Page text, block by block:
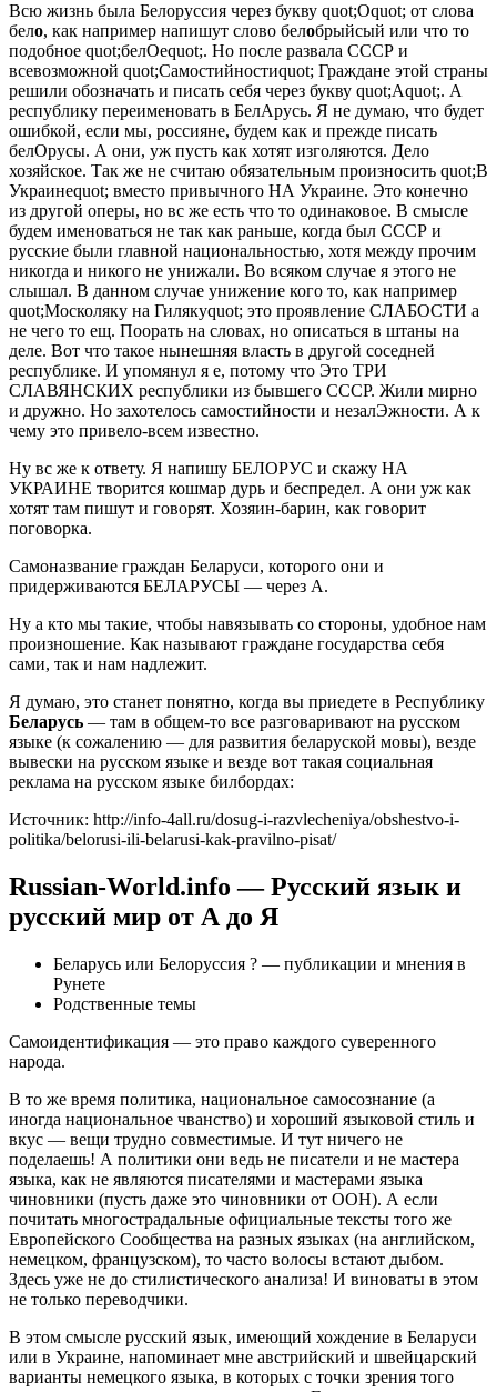
Всю жизнь была Белоруссия через букву quot;Оquot; от слова
бело, как например напишут слово белобрыйсый или что то
подобное quot;белОеquot;. Но после развала СССР и
всевозможной quot;Самостийностиquot; Граждане этой страны
решили обозначать и писать себя через букву quot;Аquot;. А
республику переименовать в БелАрусь. Я не думаю, что будет
ошибкой, если мы, россияне, будем как и прежде писать
белОрусы. А они, уж пусть как хотят изголяются. Дело
хозяйское. Так же не считаю обязательным произносить quot;В
Украинеquot; вместо привычного НА Украине. Это конечно
из другой оперы, но вс же есть что то одинаковое. В смысле
будем именоваться не так как раньше, когда был СССР и
русские были главной национальностью, хотя между прочим
никогда и никого не унижали. Во всяком случае я этого не
слышал. В данном случае унижение кого то, как например
quot;Москоляку на Гилякуquot; это проявление СЛАБОСТИ а
не чего то ещ. Поорать на словах, но описаться в штаны на
деле. Вот что такое нынешняя власть в другой соседней
республике. И упомянул я е, потому что Это ТРИ
СЛАВЯНСКИХ республики из бывшего СССР. Жили мирно
и дружно. Но захотелось самостийности и незалЭжности. А к
чему это привело-всем известно.
Ну вс же к ответу. Я напишу БЕЛОРУС и скажу НА
УКРАИНЕ творится кошмар дурь и беспредел. А они уж как
хотят там пишут и говорят. Хозяин-барин, как говорит
поговорка.
Самоназвание граждан Беларуси, которого они и
придерживаются БЕЛАРУСЫ — через А.
Ну а кто мы такие, чтобы навязывать со стороны, удобное нам
произношение. Как называют граждане государства себя
сами, так и нам надлежит.
Я думаю, это станет понятно, когда вы приедете в Республику
Беларусь — там в общем-то все разговаривают на русском
языке (к сожалению — для развития беларуской мовы), везде
вывески на русском языке и везде вот такая социальная
реклама на русском языке билбордах:
Источник: http://info-4all.ru/dosug-i-razvlecheniya/obshestvo-i-
politika/belorusi-ili-belarusi-kak-pravilno-pisat/
Russian-World.info — Русский язык и
русский мир от А до Я
Беларусь или Белоруссия ? — публикации и мнения в
Рунете
Родственные темы
Самоидентификация — это право каждого суверенного
народа.
В то же время политика, национальное самосознание (а
иногда национальное чванство) и хороший языковой стиль и
вкус — вещи трудно совместимые. И тут ничего не
поделаешь! А политики они ведь не писатели и не мастера
языка, как не являются писателями и мастерами языка
чиновники (пусть даже это чиновники от ООН). А если
почитать многострадальные официальные тексты того же
Европейского Сообщества на разных языках (на английском,
немецком, французском), то часто волосы встают дыбом.
Здесь уже не до стилистического анализа! И виноваты в этом
не только переводчики.
В этом смысле русский язык, имеющий хождение в Беларуси
или в Украине, напоминает мне австрийский и швейцарский
варианты немецкого языка, в которых с точки зрения того